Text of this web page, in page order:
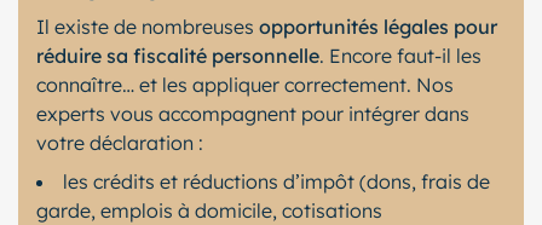
Il existe de nombreuses opportunités légales pour
réduire sa fiscalité personnelle. Encore faut-il les
connaître… et les appliquer correctement. Nos
experts vous accompagnent pour intégrer dans
votre déclaration :
les crédits et réductions d’impôt (dons, frais de
garde, emplois à domicile, cotisations